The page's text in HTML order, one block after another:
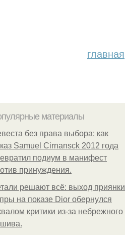
главная
материалы
без права выбора: как
Samuel Cirnansck 2012 года
подиум в манифест
принуждения.
решают всё: выход приянки
на показе Dior обернулся
критики из-за небрежного